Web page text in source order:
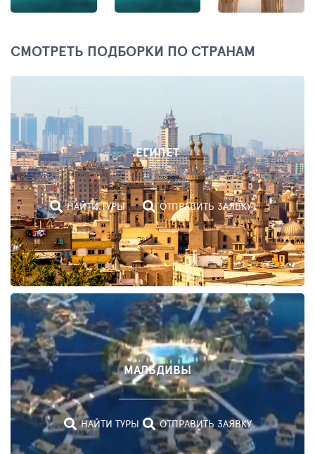
СМОТРЕТЬ ПОДБОРКИ ПО СТРАНАМ
ЕГИПЕТ
НАЙТИ ТУРЫ ОТПРАВИТЬ ЗАЯВКУ
МАЛЬДИВЫ
НАЙТИ ТУРЫ ОТПРАВИТЬ ЗАЯВКУ
ОАЭ
НАЙТИ
ТУРЫ
ОТПРАВИТЬ
ЗАЯВКУ